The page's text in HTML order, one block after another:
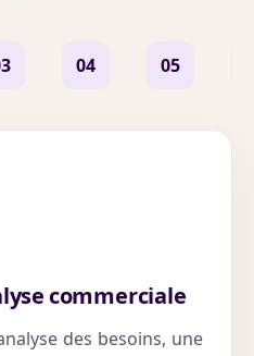
04 05
commerciale
des besoins, une